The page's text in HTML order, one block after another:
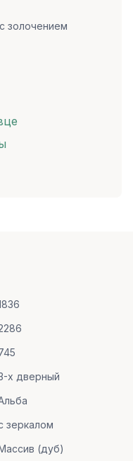
золочением
х дверный
зеркалом
Массив (дуб)